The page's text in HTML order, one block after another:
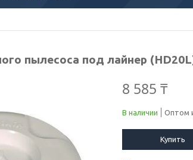
пылесоса под лайнер
8 585 ₸
В наличии Оптом
Купить